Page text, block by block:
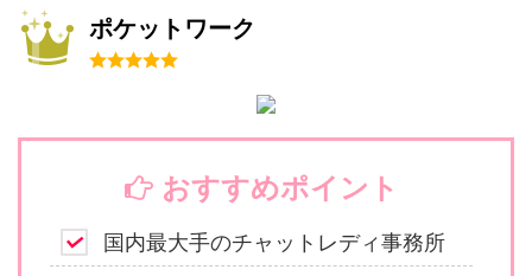
ポケットワーク
おすすめポイント
国内最大手のチャットレディ事務所